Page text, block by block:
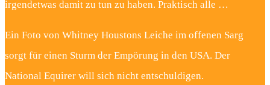
irgendetwas damit zu tun zu haben. Praktisch alle …
Ein Foto von Whitney Houstons Leiche im offenen Sarg
sorgt für einen Sturm der Empörung in den USA. Der
National Equirer will sich nicht entschuldigen.